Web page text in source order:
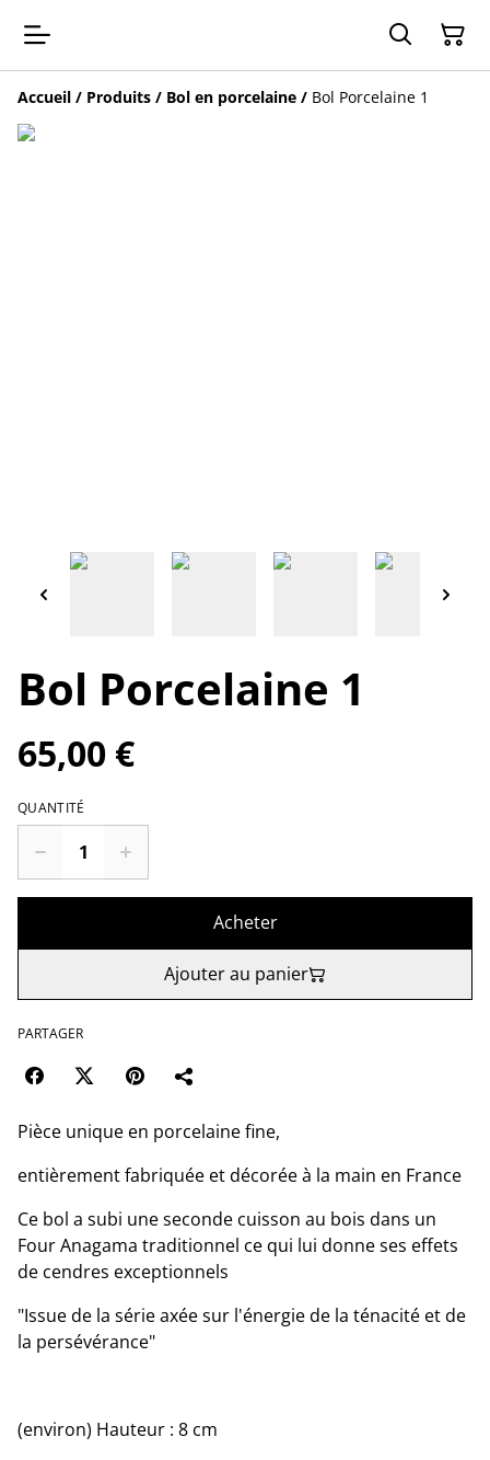
Accueil / Produits / Bol en porcelaine / Bol Porcelaine 1
Bol Porcelaine 1
65,00 €
QUANTITÉ
Acheter
Ajouter au panier
PARTAGER
Pièce unique en porcelaine fine,
entièrement fabriquée et décorée à la main en France
Ce bol a subi une seconde cuisson au bois dans un
Four Anagama traditionnel ce qui lui donne ses effets
de cendres exceptionnels
"Issue de la série axée sur l'énergie de la ténacité et de
la persévérance"
(environ) Hauteur : 8 cm